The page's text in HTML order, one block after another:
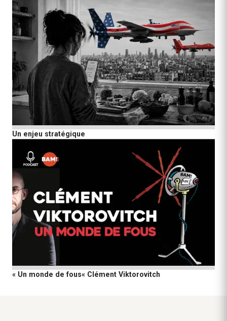
Un enjeu stratégique
« Un monde de fous« Clément Viktorovitch